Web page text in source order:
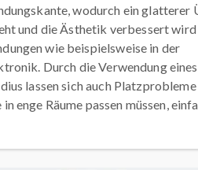
wodurch ein glatterer
und die Ästhetik verbessert
wie beispielsweise in der
Durch die Verwendung
lassen sich auch Platzprobleme
enge Räume passen müssen,